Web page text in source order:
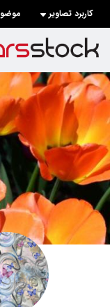
کاربرد تصاویر
لیست قیمت
کاربرد تصاویر
موضوعات
دکوراسیون و
هنرمندان
کسب درآمد
28428845
تماس با ما
بلاگ پارس